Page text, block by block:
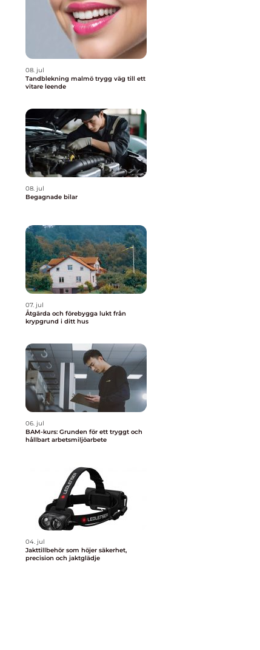
08. jul
Tandblekning malmö trygg väg till ett
vitare leende
08. jul
Begagnade bilar
07. jul
Åtgärda och förebygga lukt från
krypgrund i ditt hus
06. jul
BAM-kurs: Grunden för ett tryggt och
hållbart arbetsmiljöarbete
04. jul
Jakttillbehör som höjer säkerhet,
precision och jaktglädje